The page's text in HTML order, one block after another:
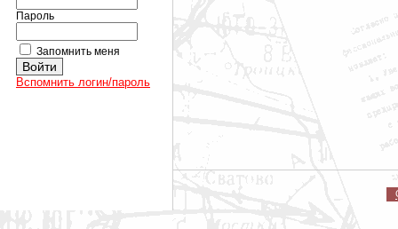
Пароль
Запомнить меня
Вспомнить логин/пароль